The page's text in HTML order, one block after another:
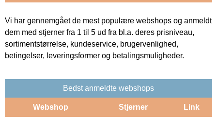
Vi har gennemgået de mest populære webshops og anmeldt
dem med stjerner fra 1 til 5 ud fra bl.a. deres prisniveau,
sortimentstørrelse, kundeservice, brugervenlighed,
betingelser, leveringsformer og betalingsmuligheder.
Bedst anmeldte webshops
Webshop Stjerner Link